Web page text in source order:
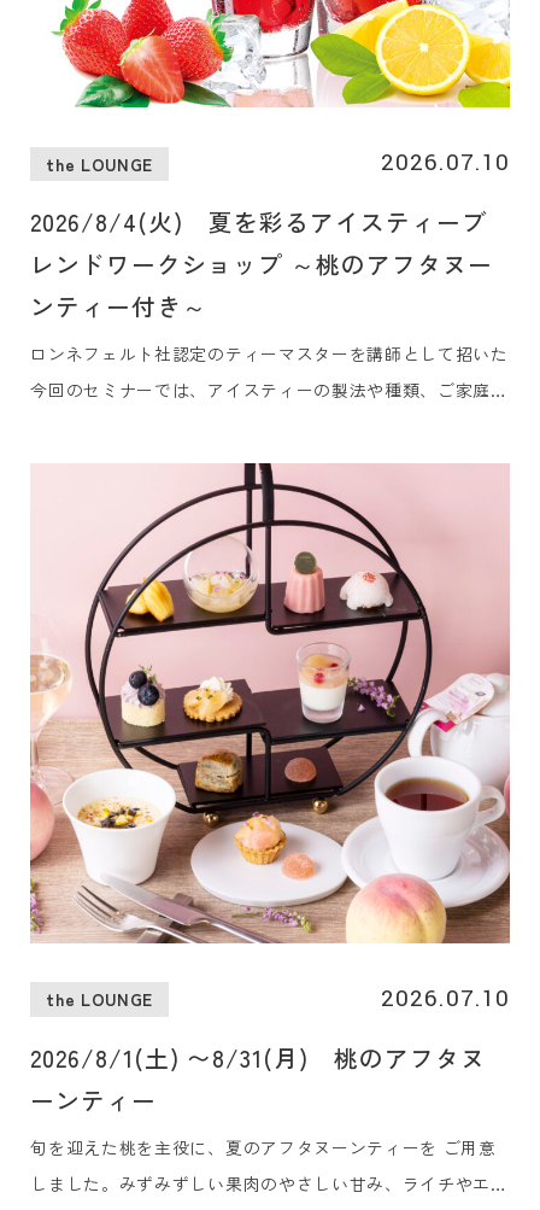
the LOUNGE 2026.07.10
2026/8/4(火) 夏を彩るアイスティーブ
レンドワークショップ ～桃のアフタヌー
ンティー付き～
ロンネフェルト社認定のティーマスターを講師として招いた
今回のセミナーでは、アイスティーの製法や種類、ご家庭で
ティーに使えるオリジナルティー作りを体験していただきま
す。オリジナルアイスティーブレンド作りを体験した後は、
旬の桃を使用した桃のアフタヌーンティーをお楽しみいただ
the LOUNGE 2026.07.10
2026/8/1(土) 〜8/31(月) 桃のアフタヌ
ーンティー
旬を迎えた桃を主役に、夏のアフタヌーンティーを ご用意
しました。みずみずしい果肉のやさしい甘み、ライチやエル